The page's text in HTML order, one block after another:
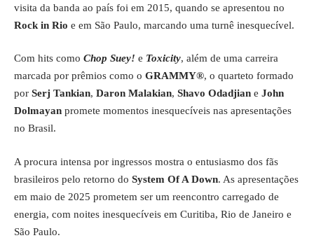
visita da banda ao país foi em 2015, quando se apresentou no
Rock in Rio e em São Paulo, marcando uma turnê inesquecível.
Com hits como Chop Suey! e Toxicity, além de uma carreira
marcada por prêmios como o GRAMMY®, o quarteto formado
por Serj Tankian, Daron Malakian, Shavo Odadjian e John
Dolmayan promete momentos inesquecíveis nas apresentações
no Brasil.
A procura intensa por ingressos mostra o entusiasmo dos fãs
brasileiros pelo retorno do System Of A Down. As apresentações
em maio de 2025 prometem ser um reencontro carregado de
energia, com noites inesquecíveis em Curitiba, Rio de Janeiro e
São Paulo.